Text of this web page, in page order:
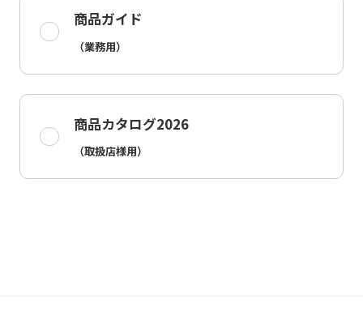
商品ガイド
（業務用）
商品カタログ2026
（取扱店様用）